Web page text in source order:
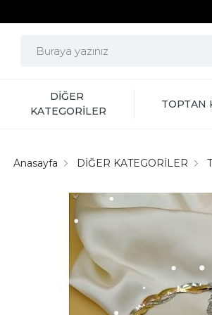
DİĞER
KATEGORİLER
TOPTAN
Anasayfa DİĞER KATEGORİLER